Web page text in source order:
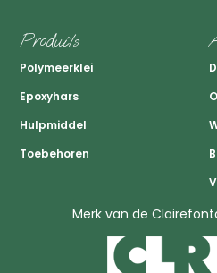
Produits
Polymeerklei
Epoxyhars
Hulpmiddel
Toebehoren
Merk van de